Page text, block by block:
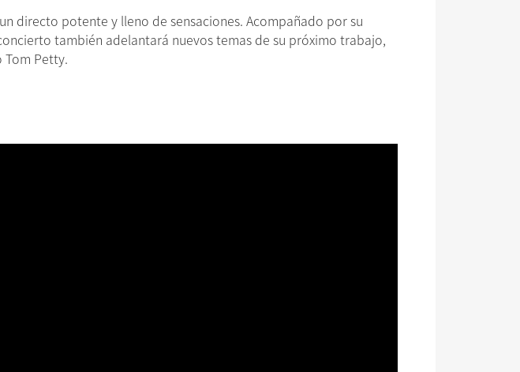
directo potente y lleno de sensaciones. Acompañado por su
también adelantará nuevos temas de su próximo trabajo,
Tom Petty.